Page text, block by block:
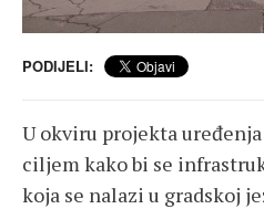
PODIJELI:
U okviru projekta uređenja
ciljem kako bi se
koja se nalazi u gradskoj